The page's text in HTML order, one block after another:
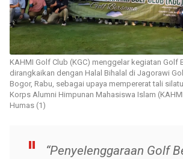
KAHMI Golf Club (KGC) menggelar kegiatan Golf
dirangkaikan dengan Halal Bihalal di Jagorawi
Bogor, Rabu, sebagai upaya mempererat tali
Korps Alumni Himpunan Mahasiswa Islam
Humas (1)
“Penyelenggaraan Golf